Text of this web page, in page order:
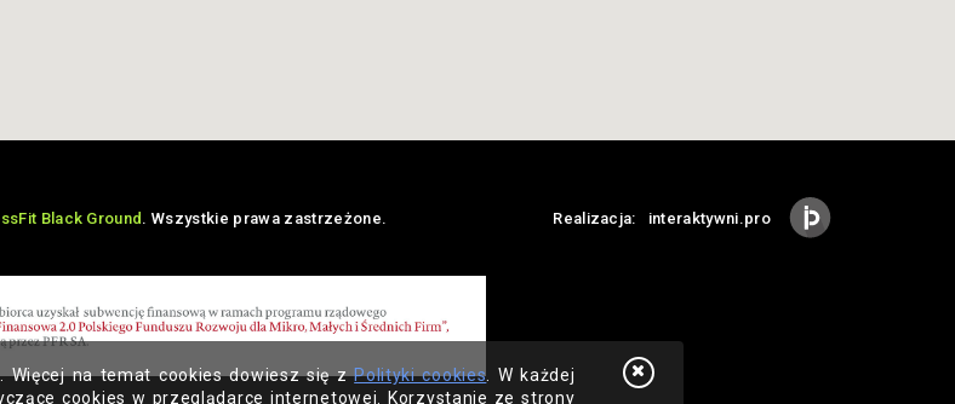
Black Ground. Wszystkie prawa zastrzeżone. Realizacja: interaktywni.pro
Więcej na temat cookies dowiesz się zPolityki cookies . W każdej
cookies w przeglądarce internetowej. Korzystanie ze strony